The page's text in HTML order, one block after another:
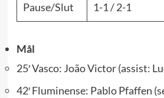
Pause/Slut 1-1 / 2-1
Mål
25′ Vasco: João Victor (assist:
42′ Fluminense: Pablo Pfaffen